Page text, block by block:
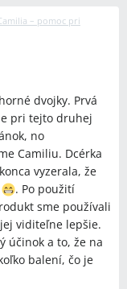
– pomoc pri
dvojky. Prvá
pri tejto druhej
no
Camiliu. Dcérka
vyzerala, že
. Po použití
sme používali
viditeľne lepšie.
účinok a to, že na
balení, čo je